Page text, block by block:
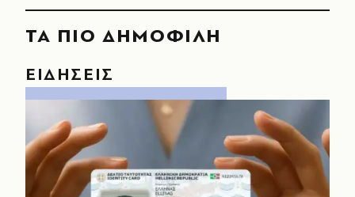
ΤΑ ΠΙΟ ΔΗΜΟΦΙΛΗ
ΕΙΔΗΣΕΙΣ